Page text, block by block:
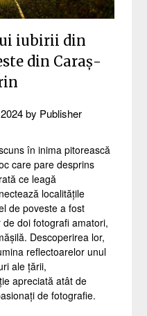
iubirii din
din Caraș-
by Publisher
în inima pitorească
care pare desprins
ce leagă
localitățile
de poveste a fost
doi fotografi amatori,
Descoperirea lor,
reflectoarelor unul
ale țării,
apreciată atât de
de fotografie.